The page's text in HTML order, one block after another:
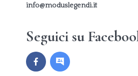
info@moduslegendi.it
Seguici su